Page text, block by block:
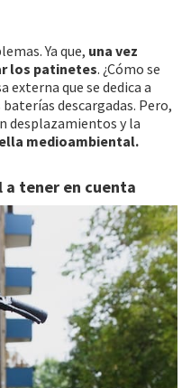
Ya que, una vez
los patinetes. ¿Cómo se
externa que se dedica a
descargadas. Pero,
desplazamientos y la
medioambiental.
a tener en cuenta